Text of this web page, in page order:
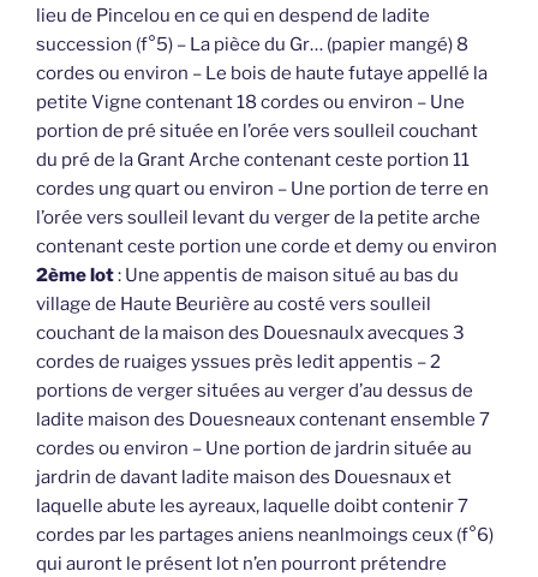
lieu de Pincelou en ce qui en despend de ladite
succession (f°5) – La pièce du Gr… (papier mangé) 8
cordes ou environ – Le bois de haute futaye appellé la
petite Vigne contenant 18 cordes ou environ – Une
portion de pré située en l’orée vers soulleil couchant
du pré de la Grant Arche contenant ceste portion 11
cordes ung quart ou environ – Une portion de terre en
l’orée vers soulleil levant du verger de la petite arche
contenant ceste portion une corde et demy ou environ
2ème lot: Une appentis de maison situé au bas du
village de Haute Beurière au costé vers soulleil
couchant de la maison des Douesnaulx avecques 3
cordes de ruaiges yssues près ledit appentis – 2
portions de verger situées au verger d’au dessus de
ladite maison des Douesneaux contenant ensemble 7
cordes ou environ – Une portion de jardrin située au
jardrin de davant ladite maison des Douesnaux et
laquelle abute les ayreaux, laquelle doibt contenir 7
cordes par les partages aniens neanlmoings ceux (f°6)
qui auront le présent lot n’en pourront prétendre